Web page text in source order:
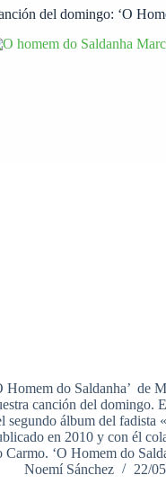
del domingo: ‘O
Homem do Saldanha’ de
canción del domingo.
segundo álbum del fadista
en 2010 y con él
Carmo. ‘O Homem do
Noemí Sánchez
22/